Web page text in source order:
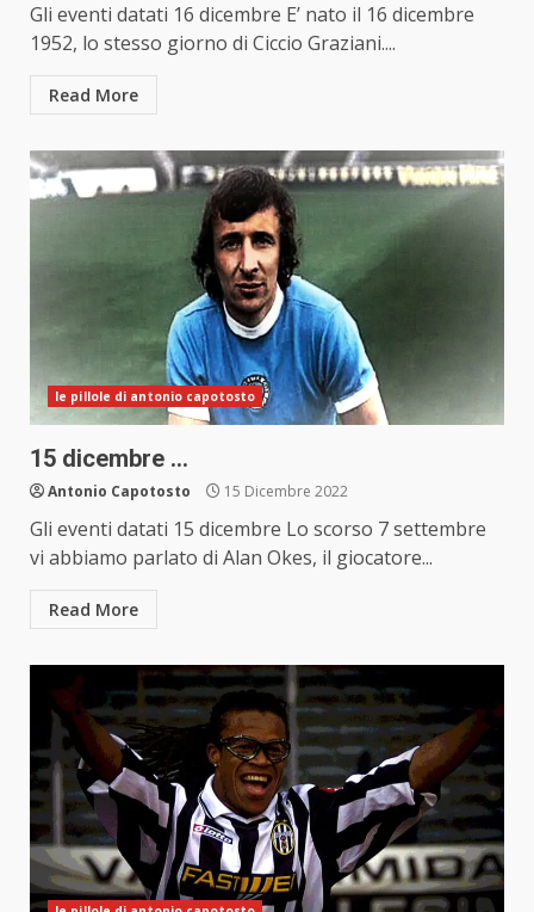
Gli eventi datati 16 dicembre E’ nato il 16 dicembre
1952, lo stesso giorno di Ciccio Graziani....
Read More
le pillole di antonio capotosto
15 dicembre …
Antonio Capotosto 15 Dicembre 2022
Gli eventi datati 15 dicembre Lo scorso 7 settembre
vi abbiamo parlato di Alan Okes, il giocatore...
Read More